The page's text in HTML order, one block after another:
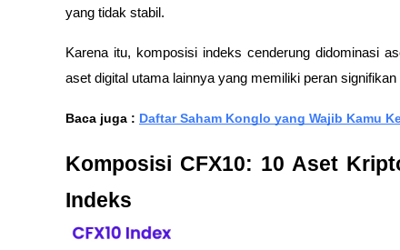
yang tidak stabil.
Karena itu, komposisi indeks cenderung didominasi
aset digital utama lainnya yang memiliki peran
Baca juga : Daftar Saham Konglo yang Wajib Kamu
Komposisi CFX10: 10 Aset
Indeks